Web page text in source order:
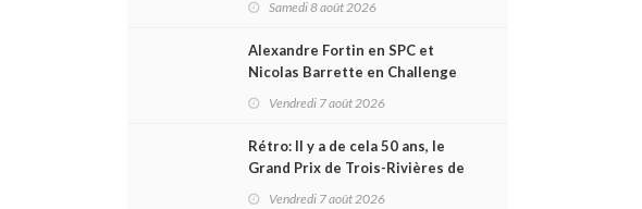
toutes les séries
Samedi 8 août 2026
Alexandre Fortin en SPC et
Nicolas Barrette en Challenge
Canada héros des premières
Vendredi 7 août 2026
Rétro: Il y a de cela 50 ans, le
Grand Prix de Trois-Rivières de
1976
Vendredi 7 août 2026